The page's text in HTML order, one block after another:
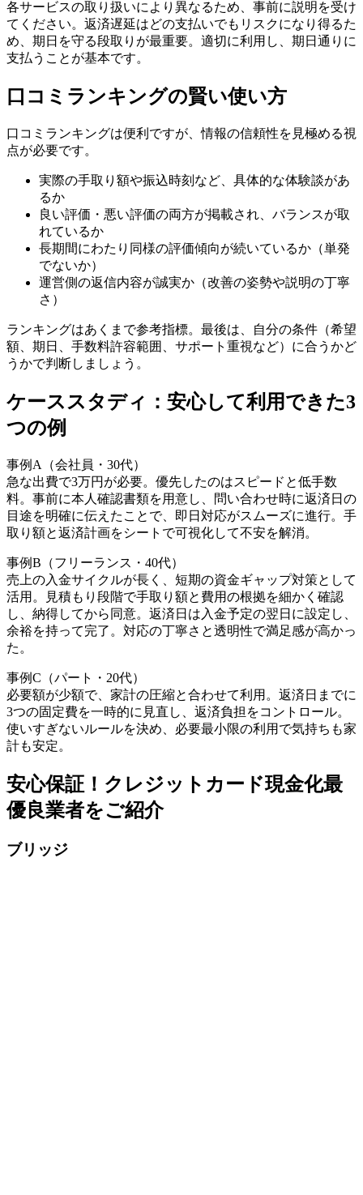
各サービスの取り扱いにより異なるため、事前に説明を受け
てください。返済遅延はどの支払いでもリスクになり得るた
め、期日を守る段取りが最重要。適切に利用し、期日通りに
支払うことが基本です。
口コミランキングの賢い使い方
口コミランキングは便利ですが、情報の信頼性を見極める視
点が必要です。
実際の手取り額や振込時刻など、具体的な体験談があ
るか
良い評価・悪い評価の両方が掲載され、バランスが取
れているか
長期間にわたり同様の評価傾向が続いているか（単発
でないか）
運営側の返信内容が誠実か（改善の姿勢や説明の丁寧
さ）
ランキングはあくまで参考指標。最後は、自分の条件（希望
額、期日、手数料許容範囲、サポート重視など）に合うかど
うかで判断しましょう。
ケーススタディ：安心して利用できた3
つの例
事例A（会社員・30代）
急な出費で3万円が必要。優先したのはスピードと低手数
料。事前に本人確認書類を用意し、問い合わせ時に返済日の
目途を明確に伝えたことで、即日対応がスムーズに進行。手
取り額と返済計画をシートで可視化して不安を解消。
事例B（フリーランス・40代）
売上の入金サイクルが長く、短期の資金ギャップ対策として
活用。見積もり段階で手取り額と費用の根拠を細かく確認
し、納得してから同意。返済日は入金予定の翌日に設定し、
余裕を持って完了。対応の丁寧さと透明性で満足感が高かっ
た。
事例C（パート・20代）
必要額が少額で、家計の圧縮と合わせて利用。返済日までに
3つの固定費を一時的に見直し、返済負担をコントロール。
使いすぎないルールを決め、必要最小限の利用で気持ちも家
計も安定。
安心保証！クレジットカード現金化最
優良業者をご紹介
ブリッジ